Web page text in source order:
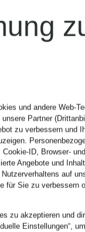
und andere Web-
Partner
zu verbessern und
ID, Browser-
Angebote und
auf
für Sie zu verbessern
zu akzeptieren und
Einstellungen“,